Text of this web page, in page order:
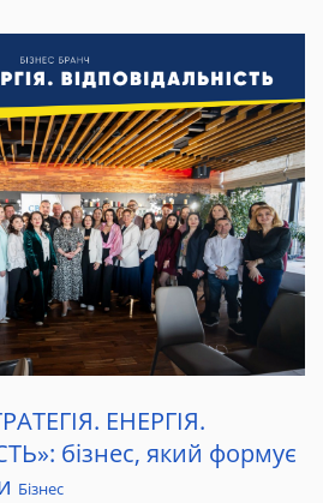
ЕНЕРГІЯ.
бізнес, який формує
Бізнес